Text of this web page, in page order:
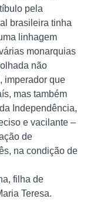
pela
brasileira tinha
linhagem
monarquias
não
imperador que
mas também
Independência,
e vacilante –
de
na condição de
filha de
Teresa.